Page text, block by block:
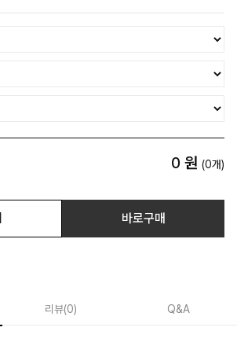
0 원 (0개)
바로구매
리뷰(0) Q&A